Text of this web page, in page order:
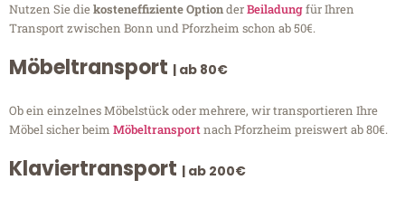
Nutzen Sie diekosteneffiziente OptionderBeiladungfür Ihren
Transport zwischen Bonn und Pforzheim schon ab 50€.
Möbeltransport | ab 80€
Ob ein einzelnes Möbelstück oder mehrere, wir transportieren Ihre
Möbel sicher beim Möbeltransportnach Pforzheim preiswert ab 80€.
Klaviertransport | ab 200€